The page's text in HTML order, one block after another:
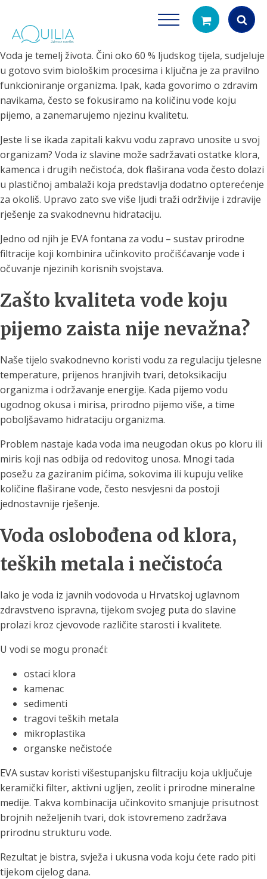
search
Voda je temelj života. Čini oko 60 % ljudskog tijela, sudjeluje
u gotovo svim biološkim procesima i ključna je za pravilno
funkcioniranje organizma. Ipak, kada govorimo o zdravim
navikama, često se fokusiramo na količinu vode koju
pijemo, a zanemarujemo njezinu kvalitetu.
Jeste li se ikada zapitali kakvu vodu zapravo unosite u svoj
organizam? Voda iz slavine može sadržavati ostatke klora,
kamenca i drugih nečistoća, dok flaširana voda često dolazi
u plastičnoj ambalaži koja predstavlja dodatno opterećenje
za okoliš. Upravo zato sve više ljudi traži održivije i zdravije
rješenje za svakodnevnu hidrataciju.
Jedno od njih je EVA fontana za vodu – sustav prirodne
filtracije koji kombinira učinkovito pročišćavanje vode i
očuvanje njezinih korisnih svojstava.
Zašto kvaliteta vode koju
pijemo zaista nije nevažna?
Naše tijelo svakodnevno koristi vodu za regulaciju tjelesne
temperature, prijenos hranjivih tvari, detoksikaciju
organizma i održavanje energije. Kada pijemo vodu
ugodnog okusa i mirisa, prirodno pijemo više, a time
poboljšavamo hidrataciju organizma.
Problem nastaje kada voda ima neugodan okus po kloru ili
miris koji nas odbija od redovitog unosa. Mnogi tada
posežu za gaziranim pićima, sokovima ili kupuju velike
količine flaširane vode, često nesvjesni da postoji
jednostavnije rješenje.
Voda oslobođena od klora,
teških metala i nečistoća
Iako je voda iz javnih vodovoda u Hrvatskoj uglavnom
zdravstveno ispravna, tijekom svojeg puta do slavine
prolazi kroz cjevovode različite starosti i kvalitete.
U vodi se mogu pronaći:
ostaci klora
kamenac
sedimenti
tragovi teških metala
mikroplastika
organske nečistoće
EVA sustav koristi višestupanjsku filtraciju koja uključuje
keramički filter, aktivni ugljen, zeolit i prirodne mineralne
medije. Takva kombinacija učinkovito smanjuje prisutnost
brojnih neželjenih tvari, dok istovremeno zadržava
prirodnu strukturu vode.
Rezultat je bistra, svježa i ukusna voda koju ćete rado piti
tijekom cijelog dana.
Tuš glave
filtriranje vode za tuširanje
Vrčevi za
Potpuno prijenosno